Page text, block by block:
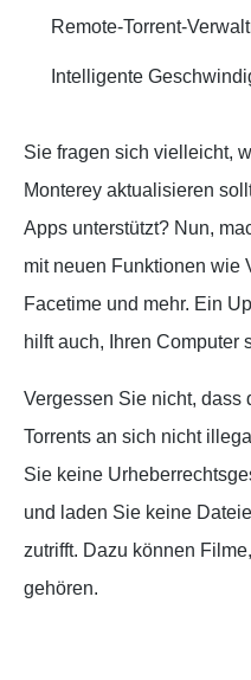
Remote-Torrent-
Intelligente
Sie fragen sich vielleicht,
Monterey aktualisieren
Apps unterstützt? Nun,
mit neuen Funktionen wie
Facetime und mehr. Ein
hilft auch, Ihren Computer
Vergessen Sie nicht, dass
Torrents an sich nicht
Sie keine
und laden Sie keine
zutrifft. Dazu können
gehören.